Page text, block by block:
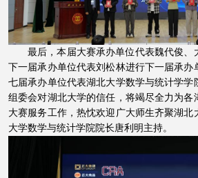
最后，本届大赛承办单位代表魏代俊、
下一届承办单位代表刘松林进行下一届承办
七届承办单位代表湖北大学数学与统计学学
组委会对湖北大学的信任，将竭尽全力为各
大赛服务工作，热忱欢迎广大师生齐聚湖北
大学数学与统计学院院长唐利明主持。